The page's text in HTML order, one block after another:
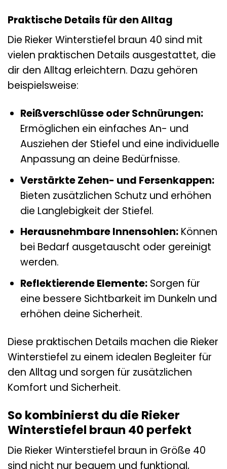
Praktische Details für den Alltag
Die Rieker Winterstiefel braun 40 sind mit
vielen praktischen Details ausgestattet, die
dir den Alltag erleichtern. Dazu gehören
beispielsweise:
Reißverschlüsse oder Schnürungen:
Ermöglichen ein einfaches An- und
Ausziehen der Stiefel und eine individuelle
Anpassung an deine Bedürfnisse.
Verstärkte Zehen- und Fersenkappen:
Bieten zusätzlichen Schutz und erhöhen
die Langlebigkeit der Stiefel.
Herausnehmbare Innensohlen:Können
bei Bedarf ausgetauscht oder gereinigt
werden.
Reflektierende Elemente:Sorgen für
eine bessere Sichtbarkeit im Dunkeln und
erhöhen deine Sicherheit.
Diese praktischen Details machen die Rieker
Winterstiefel zu einem idealen Begleiter für
den Alltag und sorgen für zusätzlichen
Komfort und Sicherheit.
So kombinierst du die Rieker
Winterstiefel braun 40 perfekt
Die Rieker Winterstiefel braun in Größe 40
sind nicht nur bequem und funktional,